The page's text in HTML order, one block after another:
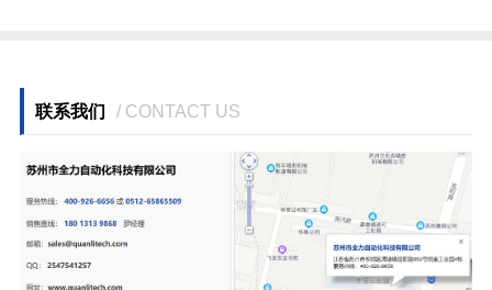
联系我们 / CONTACT US